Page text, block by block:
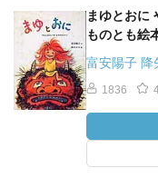
まゆとおに
ものとも絵
富安陽子 降
1836